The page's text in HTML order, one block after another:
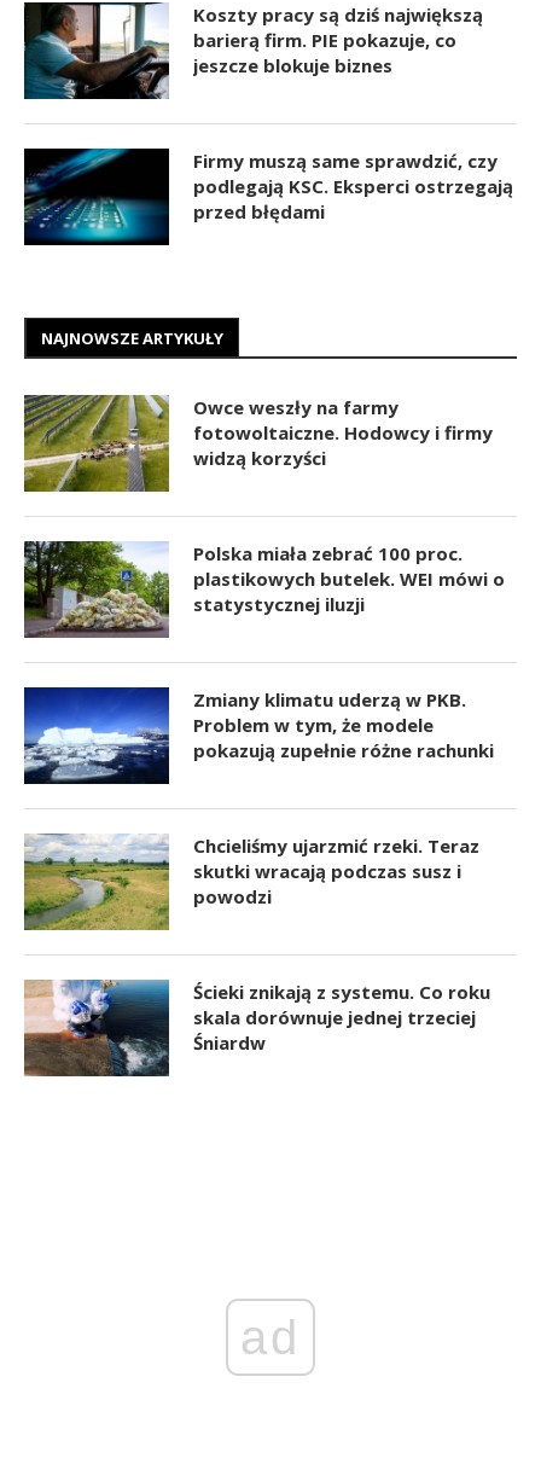
Koszty pracy są dziś największą
barierą firm. PIE pokazuje, co
jeszcze blokuje biznes
Firmy muszą same sprawdzić, czy
podlegają KSC. Eksperci ostrzegają
przed błędami
NAJNOWSZE ARTYKUŁY
Owce weszły na farmy
fotowoltaiczne. Hodowcy i firmy
widzą korzyści
Polska miała zebrać 100 proc.
plastikowych butelek. WEI mówi o
statystycznej iluzji
Zmiany klimatu uderzą w PKB.
Problem w tym, że modele
pokazują zupełnie różne rachunki
Chcieliśmy ujarzmić rzeki. Teraz
skutki wracają podczas susz i
powodzi
Ścieki znikają z systemu. Co roku
skala dorównuje jednej trzeciej
Śniardw
ad